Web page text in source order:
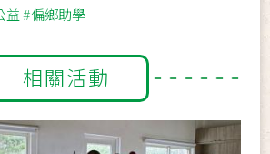
益 #偏鄉助學
相關活動